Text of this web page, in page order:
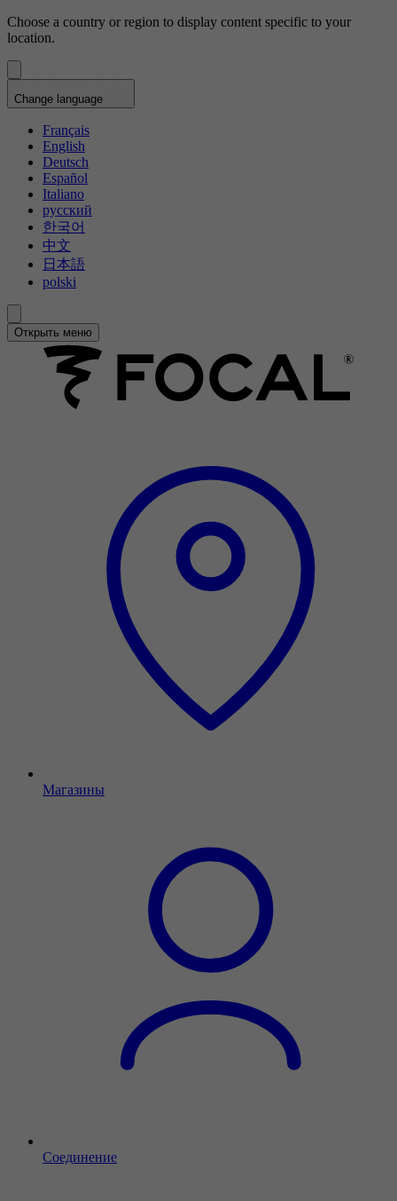
Choose a country or region to display content specific to your
location.
Change language
Français
English
Deutsch
Español
Italiano
русский
한국어
中文
日本語
polski
Открыть меню
Магазины
Соединение